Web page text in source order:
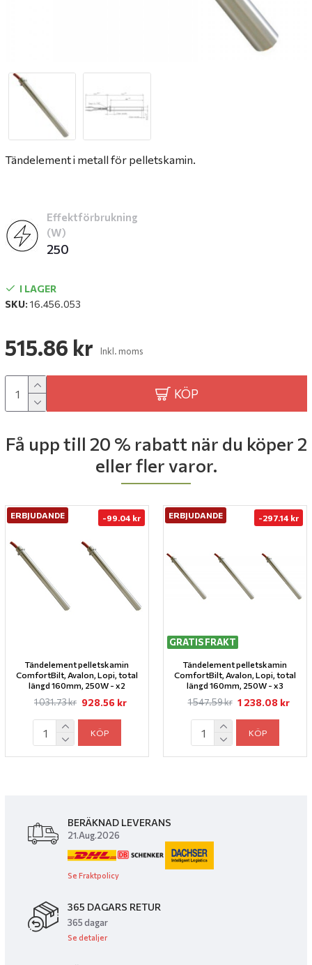
Tändelement i metall för pelletskamin.
Effektförbrukning
(W)
250
I LAGER
SKU: 16.456.053
515.86 kr Inkl. moms
KÖP
Få upp till 20 % rabatt när du köper 2
eller fler varor.
ERBJUDANDE -99.04 kr
Tändelement pelletskamin
ComfortBilt, Avalon, Lopi, total
längd 160mm, 250W - x2
928.56 kr
1 031.73 kr
KÖP
ERBJUDANDE
GRATIS FRAKT
-297.14 kr
Tändelement pelletskamin
ComfortBilt, Avalon, Lopi, total
längd 160mm, 250W - x3
1 238.08 kr
1 547.59 kr
KÖP
BERÄKNAD LEVERANS
21.Aug.2026
Se Fraktpolicy
365 DAGARS RETUR
365 dagar
Se detaljer